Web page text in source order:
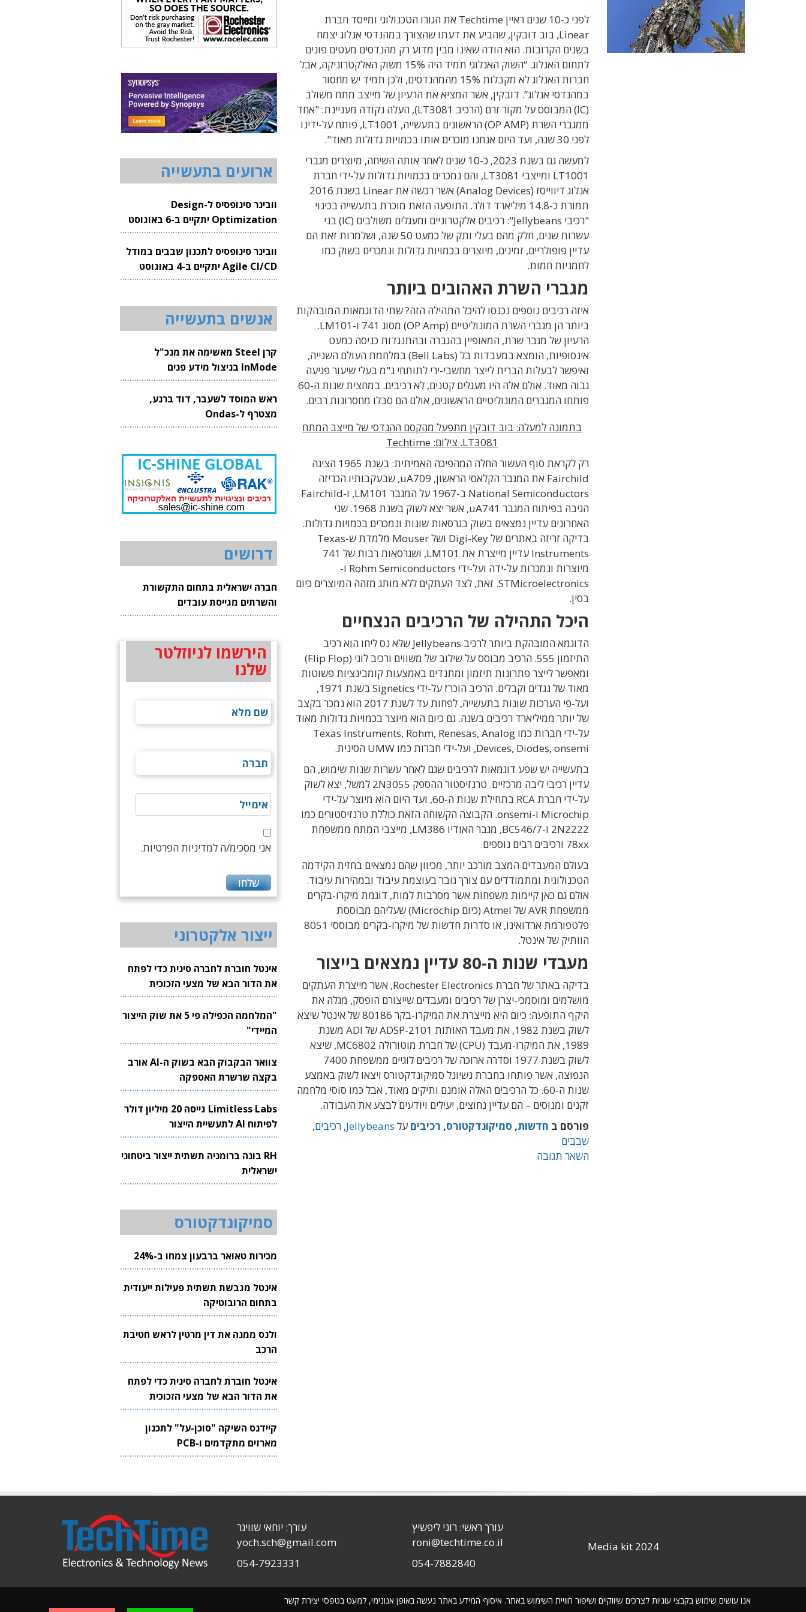
לפני כ-10 שנים ראיין Techtime את הגורו הטכנולוגי ומייסד חברת
Linear, בוב דובקין, שהביע את דעתו שהצורך במהנדסי אנלוג יצמח
בשנים הקרובות. הוא הודה שאינו מבין מדוע רק מהנדסים מעטים פונים
לתחום האנלוג. “השוק האנלוגי תמיד היה 15% משוק האלקטרוניקה, אבל
חברות האנלוג לא מקבלות 15% מהמהנדסים, ולכן תמיד יש מחסור
במהנדסי אנלוג”. דובקין, אשר המציא את הרעיון של מייצב מתח משולב
(IC) המבוסס על מקור זרם (הרכיב LT3081), העלה נקודה מעניינת: "אחד
ממגברי השרת (OP AMP) הראשונים בתעשייה, LT1001, פותח על-ידינו
לפני 30 שנה, ועד היום אנחנו מוכרים אותו בכמויות גדולות מאוד".
למעשה גם בשנת 2023, כ-10 שנים לאחר אותה השיחה, מיוצרים מגברי
LT1001 ומייצבי LT3081, והם נמכרים בכמויות גדולות על-ידי חברת
אנלוג דיווייסז (Analog Devices) אשר רכשה את Linear בשנת 2016
תמורת כ-14.8 מיליארד דולר. התופעה הזאת מוכרת בתעשייה בכינוי
"רכיבי Jellybeans": רכיבים אלקטרוניים ומעגלים משולבים (IC) בני
עשרות שנים, חלק מהם בעלי ותק של כמעט 50 שנה, ושלמרות זאת הם
עדיין פופולריים, זמינים, מיוצרים בכמויות גדולות ונמכרים בשוק כמו
לחמניות חמות.
מגברי השרת האהובים ביותר
איזה רכיבים נוספים נכנסו להיכל התהילה הזה? שתי הדוגמאות המובהקות
ביותר הן מגברי השרת המונוליטיים (OP Amp) מסוג 741 ו-LM101.
הרעיון של מגבר שרת, המאופיין בהגברה ובהתנגדות כניסה כמעט
אינסופיות, הומצא במעבדות בל (Bell Labs) במלחמת העולם השנייה,
ואיפשר לבעלות הברית לייצר מחשבי-ירי לתותחי נ"מ בעלי שיעור פגיעה
גבוה מאוד.
אולם אלה היו מעגלים קטנים, לא רכיבים. במחצית שנות ה-60
פותחו המגברים המונוליטיים הראשונים, אולם הם סבלו מחסרונות רבים.
בתמונה למעלה: בוב דובקין מתפעל מהקסם ההנדסי של מייצב המתח
LT3081. צילום: Techtime
רק לקראת סוף העשור החלה המהפיכה האמיתית: בשנת 1965 הציגה
Fairchild את המגבר הקלאסי הראשון, uA709, שבעקבותיו הכריזה
National Semiconductors ב-1967 על המגבר LM101, ו-Fairchild
הגיבה בפיתוח המגבר uA741, אשר יצא לשוק בשנת 1968.
שני
האחרונים עדיין נמצאים בשוק בגרסאות שונות ונמכרים בכמויות גדולות.
בדיקה זריזה באתרים של Digi-Key ושל Mouser מלמדת ש-Texas
Instruments עדיין מייצרת את LM101, וש
גרסאות רבות של 741
מיוצרות ונמכרות על-ידה ועל-ידי Rohm Semiconductors ו-
STMicroelectronics. זאת, לצד העתקים ללא מותג מזהה המיוצרים כיום
בסין.
היכל התהילה של הרכיבים הנצחיים
הדוגמא המובהקת ביותר לרכיב Jellybeans שלא נס ליחו הוא רכיב
התיזמון 555. הרכיב מבוסס על שילוב של משווים ורכיב לוגי (Flip Flop)
ומאפשר לייצר פתרונות תיזמון ומתנדים באמצעות קומבינציות פשוטות
מאוד של נגדים וקבלים. הרכיב הוכרז על-ידי Signetics בשנת 1971,
ועל-פי הערכות שונות בתעשייה, לפחות עד לשנת 2017 הוא נמכר בקצב
של יותר ממיליארד רכיבים בשנה. גם כיום הוא מיוצר בכמויות גדולות מאוד
על-ידי חברות כמו Texas Instruments, Rohm, Renesas, Analog
Devices, Diodes, onsemi, ועל-ידי חברות כמו UMW הסינית.
בתעשייה יש שפע דוגמאות לרכיבים שגם לאחר עשרות שנות שימוש, הם
עדיין רכיבי ליבה מרכזיים. טרנזיסטור ההספק 2N3055 למשל, יצא לשוק
על-ידי חברת RCA בתחילת שנות ה-60, ועד היום הוא מיוצר על-ידי
Microchip ו-onsemi. הקבוצה הקשוחה הזאת כוללת טרנזיסטורים כמו
2N2222 ו-BC546/7, מגבר האודיו LM386, מייצבי המתח ממשפחת
78xx ורכיבים רבים נוספים.
בעולם המעבדים המצב מורכב יותר, מכיוון שהם נמצאים בחזית הקידמה
הטכנולוגית ומתמודדים עם צורך גובר בעוצמת עיבוד ובמהירות עיבוד.
אולם גם כאן קיימות משפחות אשר מסרבות למות, דוגמת מיקרו-בקרים
ממשפחת AVR של Atmel (כיום Microchip) שעליהם מבוססת
פלטפורמת ארדואינו, או סדרות חדשות של מיקרו-בקרים מבוססי 8051
הוותיק של אינטל.
מעבדי שנות ה-80 עדיין נמצאים בייצור
בדיקה באתר של חברת Rochester Electronics, אשר מייצרת העתקים
מושלמים ומוסמכי-יצרן של רכיבים ומעבדים שייצורם הופסק, מגלה את
היקף התופעה: כיום היא מייצרת את המיקרו-בקר 80186 של אינטל שיצא
לשוק בשנת 1982, את מעבד האותות ADSP-2101 של ADI משנת
1989, את המיקרו-מעבד (CPU) של חברת מוטורולה MC6802, שיצא
לשוק בשנת 1977 וסדרה ארוכה של רכיבים לוגיים ממשפחת 7400
הנפוצה, אשר פותחו בחברת נשיונל סמיקונדקטורס ויצאו לשוק באמצע
שנות ה-60. כל הרכיבים האלה אומנם ותיקים מאוד, אבל כמו סוסי מלחמה
זקנים ומנוסים – הם עדיין נחוצים, יעילים ויודעים לבצע את העבודה.
פורסם ב חדשות, סמיקונדקטורס, רכיבים על Jellybeans
, רכיבים,
שבבים
השאר תגובה
ארועים בתעשייה
וובינר סינופסיס ל-Design
Optimization יתקיים ב-6 באוגוסט
2026
וובינר סינופסיס לתכנון שבבים במודל
Agile CI/CD יתקיים ב-4 באוגוסט
2026
אנשים בתעשייה
קרן Steel מאשימה את מנכ"ל
InMode בניצול מידע פנים
ראש המוסד לשעבר, דוד ברנע,
מצטרף ל-Ondas
דרושים
חברה ישראלית בתחום התקשורת
והשרתים מגייסת עובדים
הירשמו לניוזלטר
שלנו
אני מסכימ/ה למדיניות הפרטיות.
ייצור אלקטרוני
אינטל חוברת לחברה סינית כדי לפתח
את הדור הבא של מצעי הזכוכית
לשבבים
"המלחמה הכפילה פי 5 את שוק הייצור
המיידי"
צוואר הבקבוק הבא בשוק ה-AI אורב
בקצה שרשרת האספקה
Limitless Labs גייסה 20 מיליון דולר
לפיתוח AI לתעשיית הייצור
RH בונה ברומניה תשתית ייצור ביטחוני
ישראלית
סמיקונדקטורס
מכירות טאואר ברבעון צמחו ב-24%
אינטל מגבשת תשתית פעילות ייעודית
בתחום הרובוטיקה
ולנס ממנה את דין מרטין לראש חטיבת
הרכב
אינטל חוברת לחברה סינית כדי לפתח
את הדור הבא של מצעי הזכוכית
לשבבים
קיידנס השיקה "סוכן-על" לתכנון
מארזים מתקדמים ו-PCB
אנו עושים שימוש בקבצי עוגיות לצרכים שיווקיים ושיפור חוויית השימוש באתר. איסוף המידע באתר נעשה באופן אנונימי, למעט בטפסי יצירת קשר
Media kit 2024
עורך ראשי: רוני ליפשיץ
roni@techtime.co.il
054-7882840
עורך: יוחאי שוויגר
yoch.sch@gmail.com
054-7923331